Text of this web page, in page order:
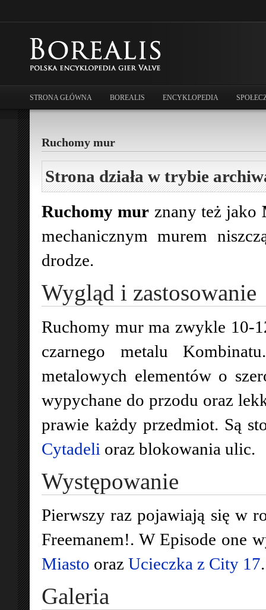
STRONA GŁÓWNA BOREALIS ENCYKLOPEDIA
Ruchomy mur
Strona działa w trybie
Ruchomy mur znany też jako
mechanicznym murem
drodze.
Wygląd i zastosowanie
Ruchomy mur ma zwykle 10-
czarnego metalu
metalowych elementów o
wypychane do przodu oraz
prawie każdy przedmiot. Są
Cytadeli oraz blokowania ulic.
Występowanie
Pierwszy raz pojawiają się w
Freemanem!. W Episode one
Miasto oraz Ucieczka z City 17.
Galeria